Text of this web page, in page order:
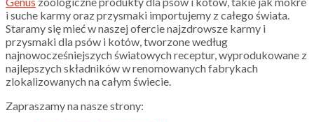
i suche karmy oraz przysmaki importujemy z całego świata.
Staramy się mieć w naszej ofercie najzdrowsze karmy i
przysmaki dla psów i kotów, tworzone według
najnowocześniejszych światowych receptur, wyprodukowane z
najlepszych składników w renomowanych fabrykach
zlokalizowanych na całym świecie.
Zapraszamy na nasze strony: